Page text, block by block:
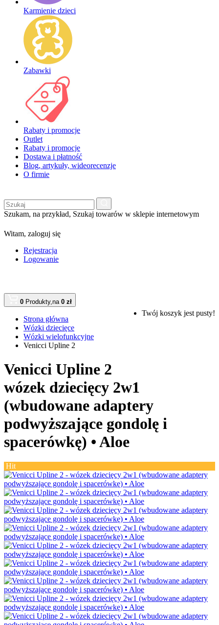
Karmienie dzieci
Zabawki
Rabaty i promocje
Outlet
Rabaty i promocje
Dostawa i płatność
Blog, artykuły, wideorecenzje
O firmie
Szukam, na przykład, Szukaj towarów w sklepie internetowym
Witam, zaloguj się
Rejestracja
Logowanie
0 Produkty,na 0 zł
Twój koszyk jest pusty!
Strona główna
Wózki dziecięce
Wózki wielofunkcyjne
Venicci Upline 2
Venicci Upline 2
wózek dziecięcy 2w1
(wbudowane adaptery
podwyższające gondolę i
spacerówkę) •Aloe
Hit